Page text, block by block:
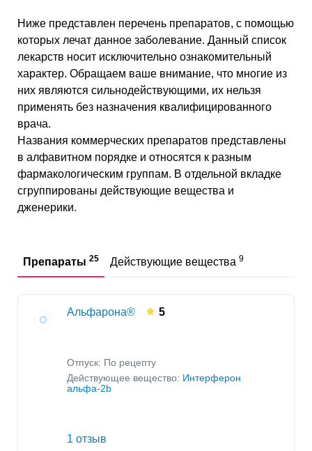
Острый энцефаломиелит
Хронический энцефаломиелит
Энцефалит
Энцефаломиелит
Ниже представлен перечень препаратов, с помощью
которых лечат данное заболевание. Данный список
лекарств носит исключительно ознакомительный
характер. Обращаем ваше внимание, что многие из
них являются сильнодействующими, их нельзя
применять без назначения квалифицированного
врача.
Названия коммерческих препаратов представлены
в алфавитном порядке и относятся к разным
фармакологическим группам. В отдельной вкладке
сгруппированы действующие вещества и
дженерики.
Препараты 25 Действующие вещества 9
Альфарона® 5
Отпуск: По рецепту
Действующее вещество: Интерферон
альфа-2b
1 отзыв